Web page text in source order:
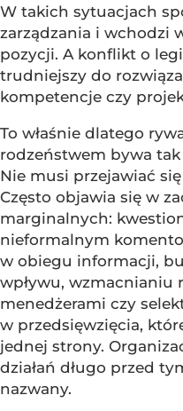
W takich sytuacjach
zarządzania i wchodzi
pozycji. A konflikt o
trudniejszy do
kompetencje czy
To właśnie dlatego
rodzeństwem bywa
Nie musi przejawiać
Często objawia się w
marginalnych:
nieformalnym
w obiegu informacji,
wpływu, wzmacnianiu
menedżerami czy
w przedsięwzięcia,
jednej strony.
działań długo przed
nazwany.